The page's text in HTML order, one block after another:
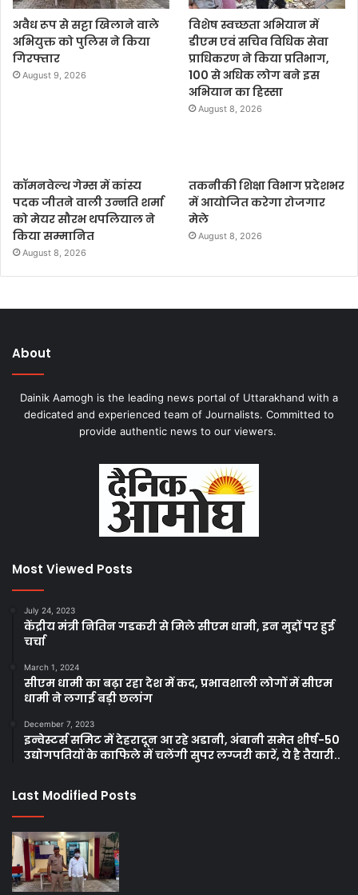
अवैध रूप से सट्टा खिलाने वाले
अभियुक्त को पुलिस ने किया
गिरफ्तार
August 9, 2026
विशेष स्वच्छता अभियान में
डीएम एवं सचिव विधिक सेवा
प्राधिकरण ने किया प्रतिभाग,
100 से अधिक लोग बने इस
अभियान का हिस्सा
August 8, 2026
कॉमनवेल्थ गेम्स में कांस्य
पदक जीतने वाली उन्नति शर्मा
को मेयर सौरभ थपलियाल ने
किया सम्मानित
August 8, 2026
तकनीकी शिक्षा विभाग प्रदेशभर
में आयोजित करेगा रोजगार
मेले
August 8, 2026
About
Dainik Aamogh is the leading news portal of Uttarakhand with a
dedicated and experienced team of Journalists. Committed to
provide authentic news to our viewers.
Most Viewed Posts
July 24, 2023
केंद्रीय मंत्री नितिन गडकरी से मिले सीएम धामी, इन मुद्दों पर हुई
चर्चा
March 1, 2024
सीएम धामी का बढ़ा रहा देश में कद, प्रभावशाली लोगों में सीएम
धामी ने लगाई बड़ी छलांग
December 7, 2023
इन्वेस्टर्स समिट में देहरादून आ रहे अडानी, अंबानी समेत शीर्ष-50
उद्योगपतियों के काफिले में चलेंगी सुपर लग्जरी कारें, ये है तैयारी..
Last Modified Posts